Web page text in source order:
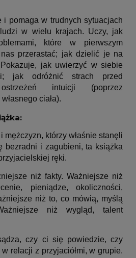
i pomaga w trudnych sytuacjach
w wielu krajach. Uczy, jak
które w pierwszym
przerastać; jak dzielić je na
jak uwierzyć w siebie
jak odróżnić strach przed
intuicji (poprzez
ciała).
mężczyzn, którzy właśnie stanęli
bezradni i zagubieni, ta książka
ręki.
niż fakty. Ważniejsze niż
pieniądze, okoliczności,
niż to, co mówią, myślą
niż wygląd, talent
czy ci się powiedzie, czy
relacji z przyjaciółmi, w grupie.